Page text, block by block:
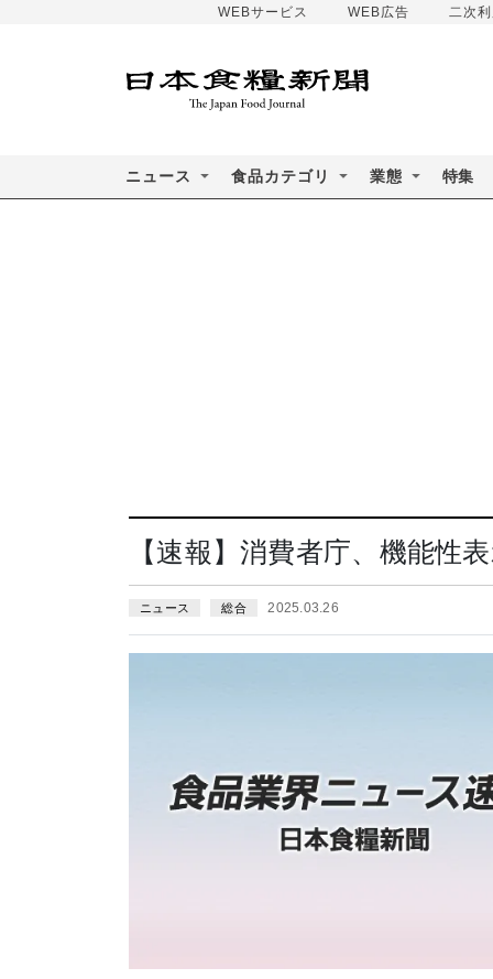
WEBサービス WEB広告 二次
ニュース 食品カテゴリ 業態 特集
【速報】消費者庁、機能性
ニュース 総合 2025.03.26